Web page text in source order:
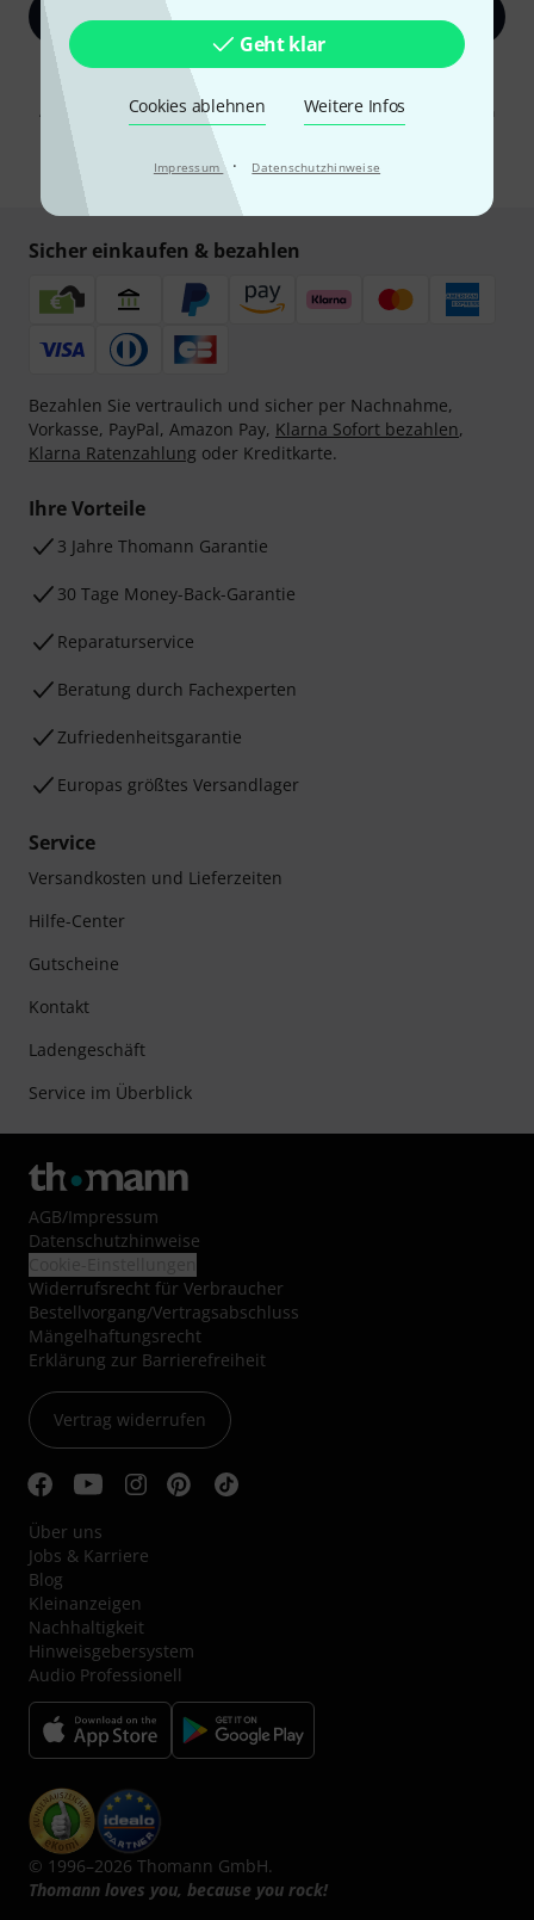
Geht klar
Cookies ablehnen Weitere Infos
Impressum · Datenschutzhinweise
Jetzt anmelden
Mit Klick auf „Jetzt anmelden“ stimmen Sie dem Erhalt von E-Mail-
Werbung und einer Messung des E-Mail-Nutzungsverhaltens zu. Die
Abmeldung ist jederzeit möglich. Weitere Informationen finden Sie in
unserenDatenschutzhinweisen.
* Pflichtfeld
Sicher einkaufen & bezahlen
Bezahlen Sie vertraulich und sicher per Nachnahme,
Vorkasse, PayPal, Amazon Pay, Klarna Sofort bezahlen,
Klarna Ratenzahlung oder Kreditkarte.
Ihre Vorteile
3 Jahre Thomann Garantie
30 Tage Money-Back-Garantie
Reparaturservice
Beratung durch Fachexperten
Zufriedenheitsgarantie
Europas größtes Versandlager
Service
Versandkosten und Lieferzeiten
Hilfe-Center
Gutscheine
Kontakt
Ladengeschäft
Service im Überblick
AGB/Impressum
Datenschutzhinweise
Widerrufsrecht für Verbraucher
Bestellvorgang/Vertragsabschluss
Mängelhaftungsrecht
Erklärung zur Barrierefreiheit
Vertrag widerrufen
Über uns
Jobs & Karriere
Blog
Kleinanzeigen
Nachhaltigkeit
Hinweisgebersystem
Audio Professionell
© 1996–2026 Thomann GmbH.
Thomann loves you, because you rock!